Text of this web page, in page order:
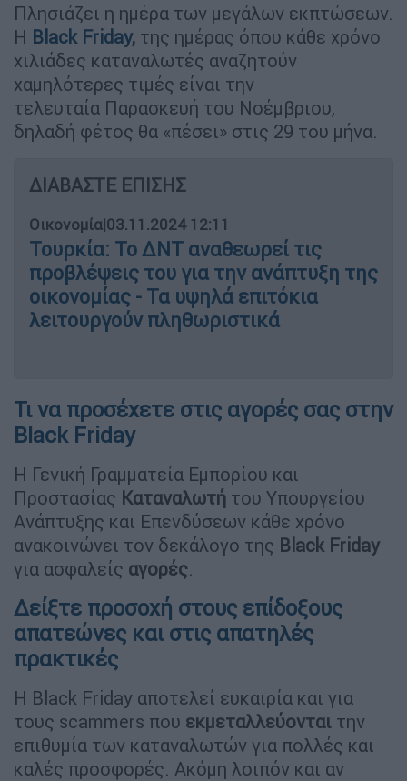
Πλησιάζει η ημέρα των μεγάλων εκπτώσεων.
Η Black Friday, της ημέρας όπου κάθε χρόνο
χιλιάδες καταναλωτές αναζητούν
χαμηλότερες τιμές είναι την
τελευταία Παρασκευή του Νοέμβριου,
δηλαδή φέτος θα «πέσει» στις 29 του μήνα.
ΔΙΑΒΑΣΤΕ ΕΠΙΣΗΣ
Οικονομία|03.11.2024 12:11
Τουρκία: Το ΔΝΤ αναθεωρεί τις
προβλέψεις του για την ανάπτυξη της
οικονομίας - Τα υψηλά επιτόκια
λειτουργούν πληθωριστικά
Τι να προσέχετε στις αγορές σας στην
Black Friday
Η Γενική Γραμματεία Εμπορίου και
Προστασίας Καταναλωτή του Υπουργείου
Ανάπτυξης και Επενδύσεων κάθε χρόνο
ανακοινώνει τον δεκάλογο της Black Friday
για ασφαλείς αγορές.
Δείξτε προσοχή στους επίδοξους
απατεώνες και στις απατηλές
πρακτικές
Η Black Friday αποτελεί ευκαιρία και για
τους scammers που εκμεταλλεύονται την
επιθυμία των καταναλωτών για πολλές και
καλές προσφορές. Ακόμη λοιπόν και αν